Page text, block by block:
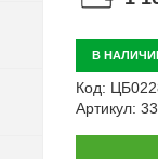
В
Код:
Артикул: